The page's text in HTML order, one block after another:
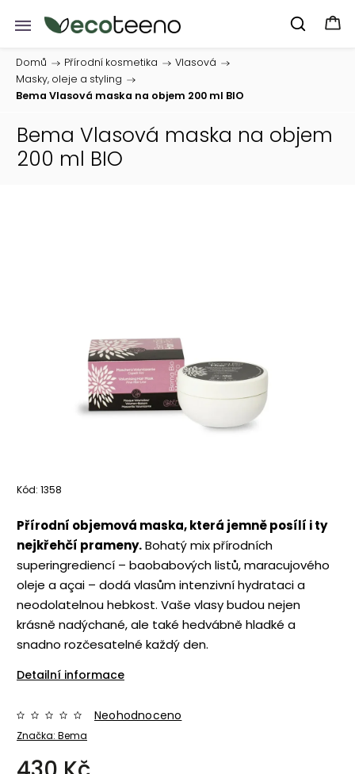
Domů / Přírodní kosmetika / Vlasová /
Masky, oleje a styling /
Bema Vlasová maska na objem 200 ml BIO
Bema Vlasová maska na objem
200 ml BIO
Kód: 1358
Přírodní objemová maska, která jemně posílí i ty
nejkřehčí prameny.Bohatý mix přírodních
superingrediencí – baobabových listů, maracujového
oleje a açai – dodá vlasům intenzivní hydrataci a
neodolatelnou hebkost. Vaše vlasy budou nejen
krásně nadýchané, ale také hedvábně hladké a
snadno rozčesatelné každý den.
Detailní informace
Značka: Bema
Neohodnoceno